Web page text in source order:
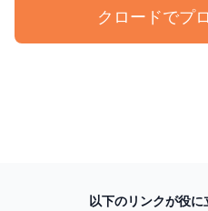
クロードでプ
以下のリンクが役に